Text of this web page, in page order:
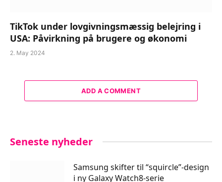
TikTok under lovgivningsmæssig belejring i
USA: Påvirkning på brugere og økonomi
2. May 2024
ADD A COMMENT
Seneste nyheder
Samsung skifter til “squircle”-design
i ny Galaxy Watch8-serie